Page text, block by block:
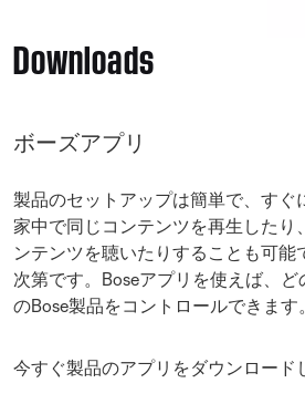
Downloads
ボーズアプリ
製品のセットアップは簡単で、すぐ
家中で同じコンテンツを再生したり
ンテンツを聴いたりすることも可能
次第です。Boseアプリを使えば、
のBose製品をコントロールできます。
今すぐ製品のアプリをダウンロード